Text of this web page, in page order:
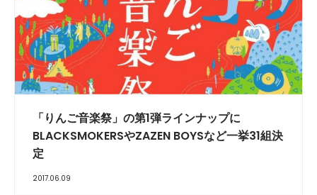
「りんご音楽祭」の第1弾ラインナップに
BLACKSMOKERSやZAZEN BOYSなど一挙31組決
定
2017.06.09